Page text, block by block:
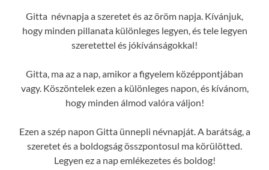
Gitta névnapja a szeretet és az öröm napja. Kívánjuk,
hogy minden pillanata különleges legyen, és tele legyen
szeretettel és jókívánságokkal!
Gitta, ma az a nap, amikor a figyelem középpontjában
vagy. Köszöntelek ezen a különleges napon, és kívánom,
hogy minden álmod valóra váljon!
Ezen a szép napon Gitta ünnepli névnapját. A barátság, a
szeretet és a boldogság összpontosul ma körülötted.
Legyen ez a nap emlékezetes és boldog!